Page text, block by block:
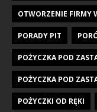
OTWORZENIE FIRMY
PORADY PIT
POŻYCZKA POD
POŻYCZKA POD
POŻYCZKI OD RĘKI